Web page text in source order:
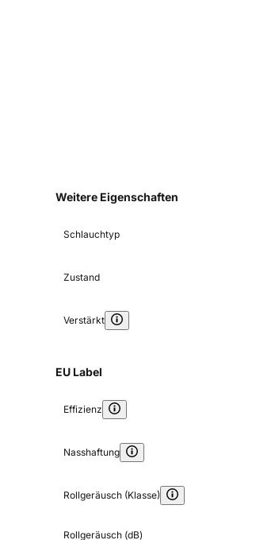
Weitere Eigenschaften
Schlauchtyp
Zustand
Verstärkt
EU Label
Effizienz
Nasshaftung
Rollgeräusch (Klasse)
Rollgeräusch (dB)